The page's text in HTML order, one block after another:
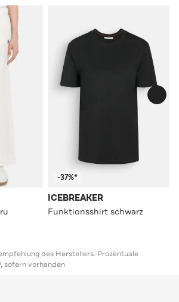
-37%*
ICEBREAKER
Funktionsshirt schwarz
des Herstellers. Prozentuale
sofern vorhanden